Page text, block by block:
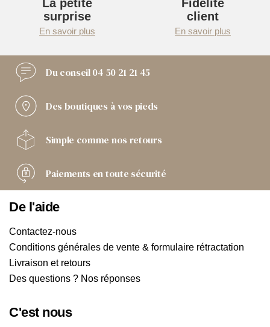
La petite
surprise
En savoir plus
Fidélité
client
En savoir plus
Du conseil04 50 21 21 45
Des boutiques à vos pieds
Simple comme nos retours
Paiements en toute sécurité
De l'aide
Contactez-nous
Conditions générales de vente & formulaire rétractation
Livraison et retours
Des questions ? Nos réponses
C'est nous